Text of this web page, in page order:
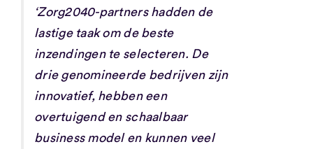
‘Zorg2040-partners hadden de
lastige taak om de beste
inzendingen te selecteren. De
drie genomineerde bedrijven zijn
innovatief, hebben een
overtuigend en schaalbaar
business model en kunnen veel